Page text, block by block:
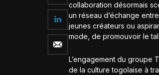
collaboration désormais
un réseau d’échange
jeunes créateurs ou
mode, de promouvoir le
L’engagement du groupe
de la culture togolaise à